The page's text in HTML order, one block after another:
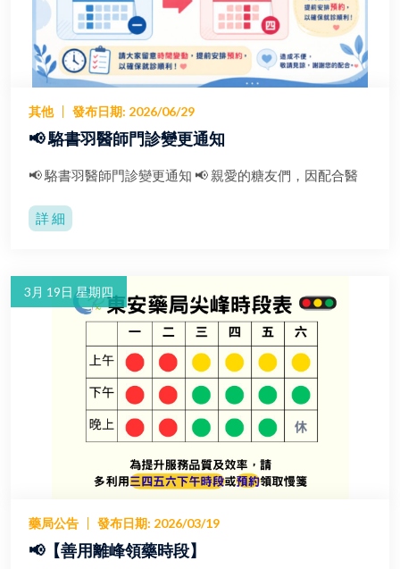
其他 發布日期: 2026/06/29
📢 駱書羽醫師門診變更通知
📢 駱書羽醫師門診變更通知 📢 親愛的糖友們，因配合醫
詳 細
3月 19日 星期四
藥局公告 發布日期: 2026/03/19
📢【善用離峰領藥時段】